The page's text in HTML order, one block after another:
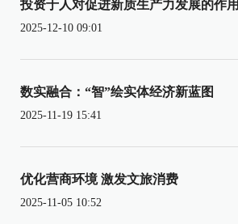
投资于人对促进新质生产力发展的作用
2025-12-10 09:01
数实融合：“智”绘实体经济新蓝图
2025-11-19 15:41
优化营商环境 激发文旅消费
2025-11-05 10:52